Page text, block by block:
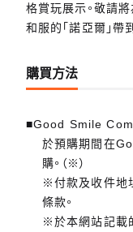
格賞玩展示。敬請
和服的「諾亞爾」帶
購買方法
■Good Smile
於預購期間在
購。（※）
※付款及收件地
條款。
※於本網站記載